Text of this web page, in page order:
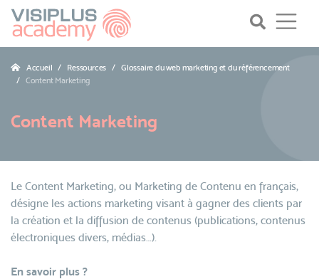
Accueil Ressources
Glossaire du web marketing et du référencement
Content Marketing
Content Marketing
Le Content Marketing, ou Marketing de Contenu en français,
désigne les actions marketing visant à gagner des clients par
la création et la diffusion de contenus (publications, contenus
électroniques divers, médias…).
En savoir plus ?